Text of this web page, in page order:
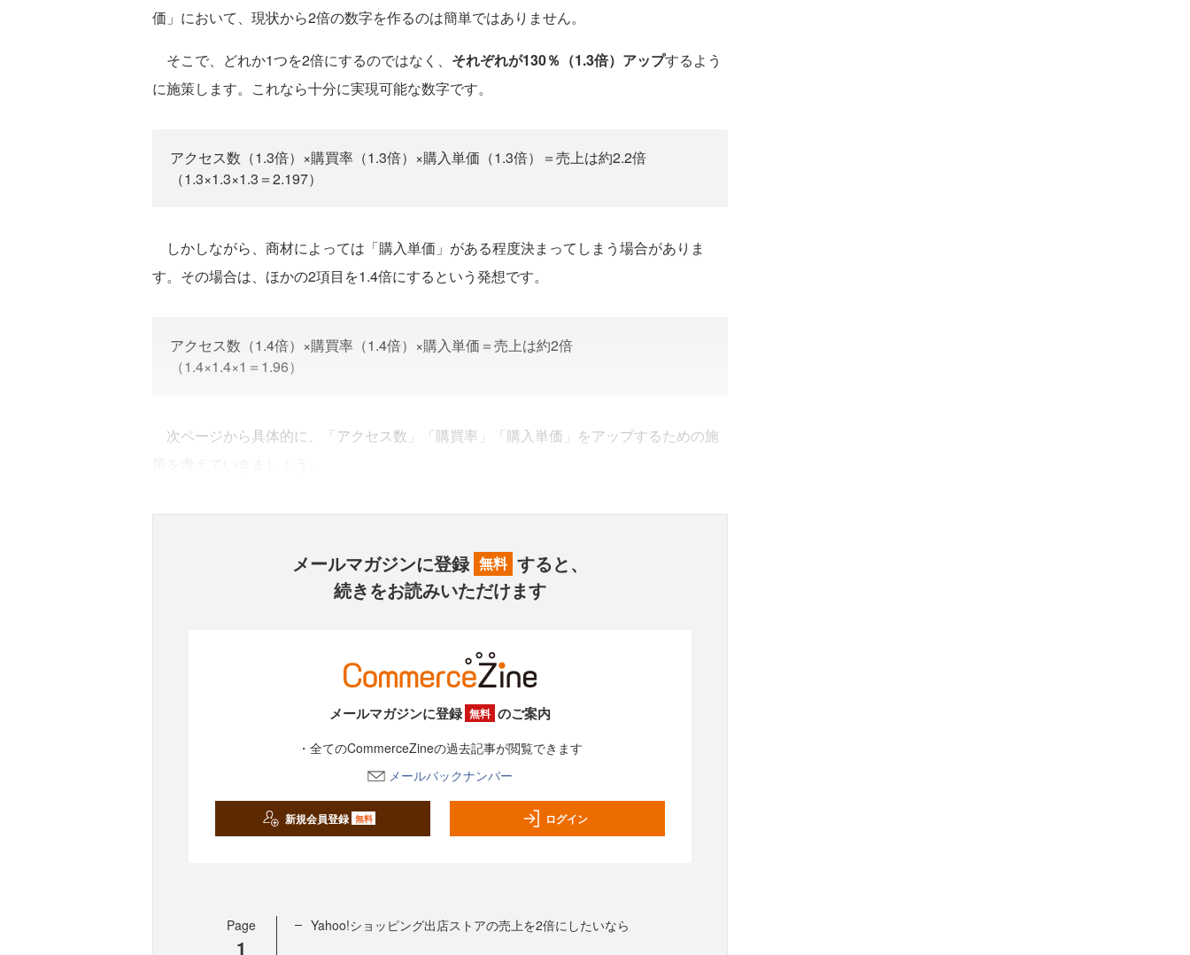
価」において、現状から2倍の数字を作るのは簡単ではありません。
そこで、どれか1つを2倍にするのではなく、 それぞれが130％（1.3倍）アップするよう
に施策します。これなら十分に実現可能な数字です。
アクセス数（1.3倍）×購買率（1.3倍）×購入単価（1.3倍）＝売上は約2.2倍
（1.3×1.3×1.3＝2.197）
しかしながら、商材によっては「購入単価」がある程度決まってしまう場合がありま
す。その場合は、ほかの2項目を1.4倍にするという発想です。
アクセス数（1.4倍）×購買率（1.4倍）×購入単価＝売上は約2倍
（1.4×1.4×1＝1.96）
次ページから具体的に、「アクセス数」「購買率」「購入単価」をアップするための施
メールマガジンに登録 無料 すると、
続きをお読みいただけます
メールマガジンに登録 無料 のご案内
・全てのCommerceZineの過去記事が閲覧できます
メールバックナンバー
新規会員登録 無料 ログイン
Page
1
Yahoo!ショッピング出店ストアの売上を2倍にしたいなら